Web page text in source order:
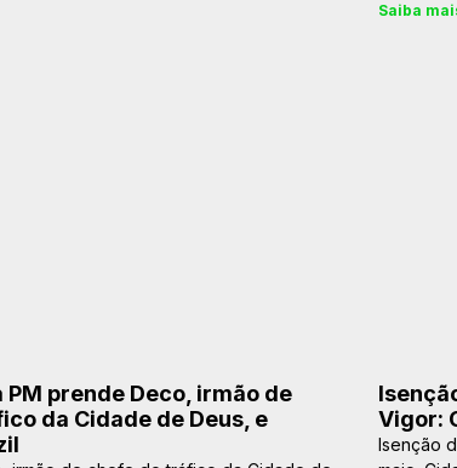
Saiba
PM prende Deco, irmão de
da Cidade de Deus, e
Vigor:
Isenção